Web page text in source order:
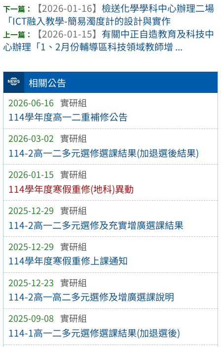
相關公告
2026-06-16 實研組
114學年度高一二重補修公告
2026-03-02 實研組
114-2高一二多元選修選課結果(加退選後結果)
2026-01-15 實研組
114學年度寒假重修(地科)異動
2025-12-29 實研組
114-2高一二多元選修及充實增廣選課結果
2025-12-29 實研組
114學年度寒假重修上課通知
2025-12-23 實研組
114-2高一高二多元選修及增廣選課說明
2025-09-08 實研組
114-1高一二多元選修選課結果(加退選後)
【2026-01-16】 檢送化學學科中心辦理二場
「ICT融入教學-簡易濁度計的設計與實作
【2026-01-15】 有關中正自造教育及科技中
心辦理「1、2月份輔導區科技領域教師增 ...